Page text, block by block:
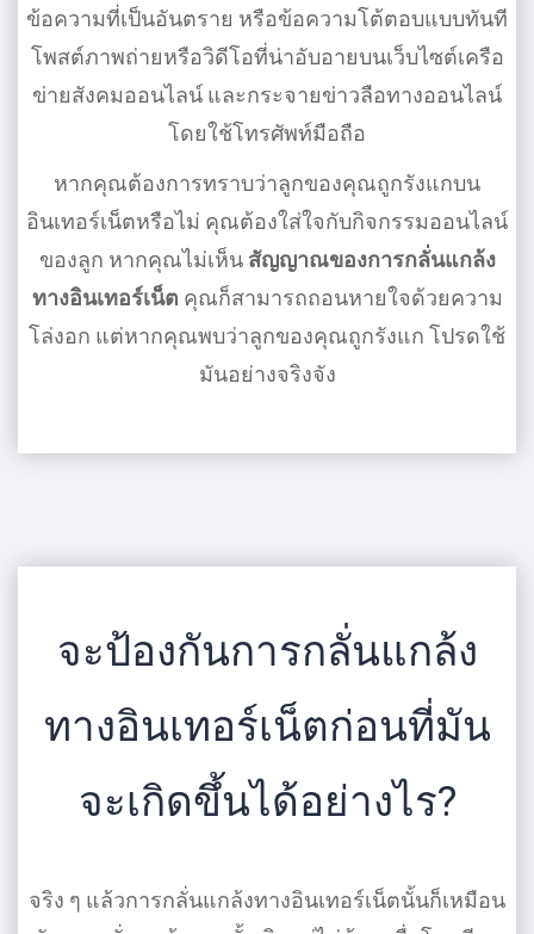
ข้อความที่เป็นอันตราย หรือข้อความโต้ตอบแบบทันที
โพสต์ภาพถ่ายหรือวิดีโอที่น่าอับอายบนเว็บไซต์เครือ
ข่ายสังคมออนไลน์ และกระจายข่าวลือทางออนไลน์
โดยใช้โทรศัพท์มือถือ
หากคุณต้องการทราบว่าลูกของคุณถูกรังแกบน
อินเทอร์เน็ตหรือไม่ คุณต้องใส่ใจกับกิจกรรมออนไลน์
ของลูก หากคุณไม่เห็น สัญญาณของการกลั่นแกล้ง
ทางอินเทอร์เน็ต คุณก็สามารถถอนหายใจด้วยความ
โล่งอก แต่หากคุณพบว่าลูกของคุณถูกรังแก โปรดใช้
มันอย่างจริงจัง
จะป้องกันการกลั่นแกล้ง
ทางอินเทอร์เน็ตก่อนที่มัน
จะเกิดขึ้นได้อย่างไร?
จริง ๆ แล้วการกลั่นแกล้งทางอินเทอร์เน็ตนั้นก็เหมือน